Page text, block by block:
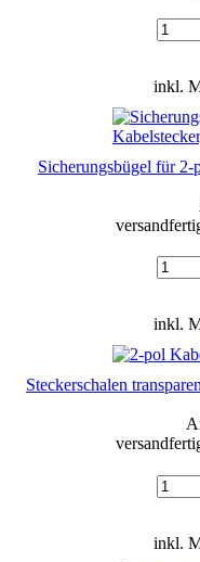
inkl.
Sicherungsbügel für
inkl.
Steckerschalen
inkl.